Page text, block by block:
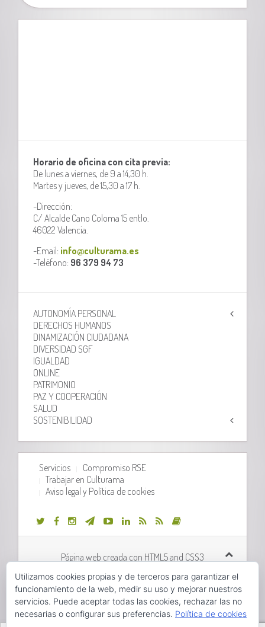
Horario de oficina con cita previa:
De lunes a viernes, de 9 a 14,30 h.
Martes y jueves, de 15,30 a 17 h.
-Dirección:
C/ Alcalde Cano Coloma 15 entlo.
46022 Valencia.
-Email: info@culturama.es
-Teléfono: 96 379 94 73
AUTONOMÍA PERSONAL
DERECHOS HUMANOS
DINAMIZACIÓN CIUDADANA
DIVERSIDAD SGF
IGUALDAD
ONLINE
PATRIMONIO
PAZ Y COOPERACIÓN
SALUD
SOSTENIBILIDAD
Servicios
Compromiso RSE
Trabajar en Culturama
Aviso legal y Política de cookies
Página web creada con HTML5 and CSS3
Desarrollo web realizado porOrix Systems
Utilizamos cookies propias y de terceros para garantizar el
funcionamiento de la web, medir su uso y mejorar nuestros
servicios. Puede aceptar todas las cookies, rechazar las no
necesarias o configurar sus preferencias. Política de cookies